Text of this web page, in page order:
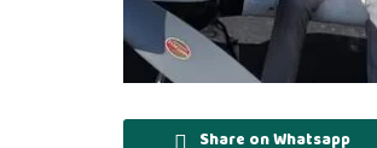
Share on Whatsapp